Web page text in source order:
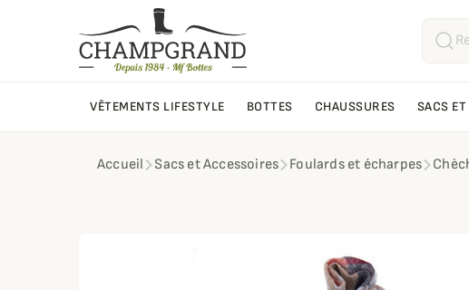
VÊTEMENTS LIFESTYLE BOTTES CHAUSSURES SACS
Accueil Sacs et Accessoires Foulards et écharpes